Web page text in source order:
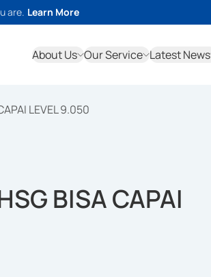
are. Learn More
About Us Our Service Latest News
LEVEL 9.050
BISA CAPAI